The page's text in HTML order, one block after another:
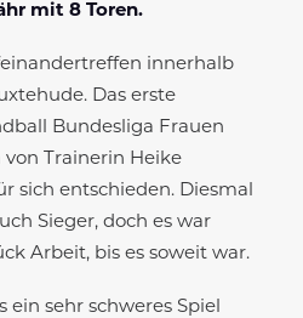
mit 8 Toren.
innerhalb
Das erste
Bundesliga Frauen
von Trainerin Heike
sich entschieden. Diesmal
Sieger, doch es war
Arbeit, bis es soweit war.
ein sehr schweres Spiel